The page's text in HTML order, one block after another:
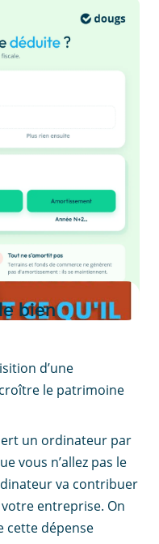
bien
d’une
le patrimoine
un ordinateur par
vous n’allez pas le
va contribuer
entreprise. On
cette dépense